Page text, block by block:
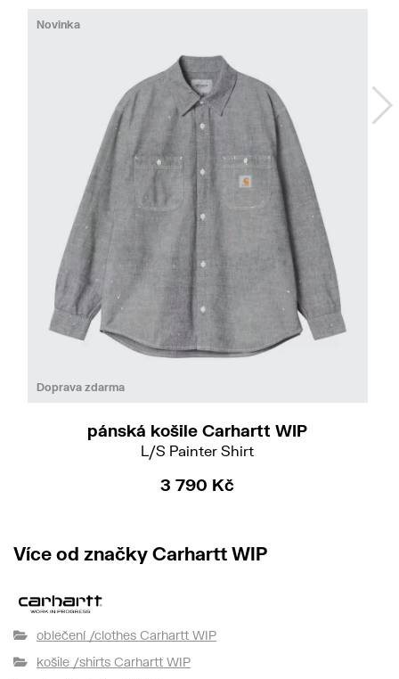
Doprava zdarma
Novinka
pánská košile Carhartt WIP
L/S Painter Shirt
3 790 Kč
Více od značky Carhartt WIP
oblečení /clothes Carhartt WIP
košile /shirts Carhartt WIP